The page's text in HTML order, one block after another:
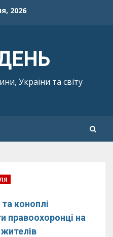
2026
України та світу
коноплі
правоохоронці на